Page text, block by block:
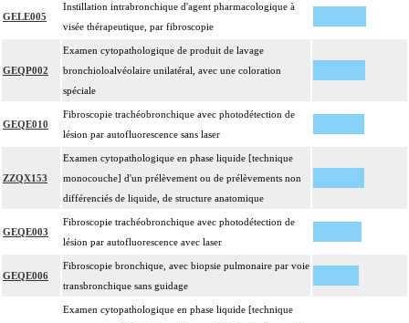
GELE005
Instillation intrabronchique d'agent pharmacologique à
visée thérapeutique, par fibroscopie
GEQP002
Examen cytopathologique de produit de lavage
bronchioloalvéolaire unilatéral, avec une coloration
spéciale
GEQE010
Fibroscopie trachéobronchique avec photodétection de
lésion par autofluorescence sans laser
ZZQX153
Examen cytopathologique en phase liquide [technique
monocouche] d'un prélèvement ou de prélèvements non
différenciés de liquide, de structure anatomique
GEQE003
Fibroscopie trachéobronchique avec photodétection de
lésion par autofluorescence avec laser
GEQE006
Fibroscopie bronchique, avec biopsie pulmonaire par voie
transbronchique sans guidage
Examen cytopathologique en phase liquide [technique